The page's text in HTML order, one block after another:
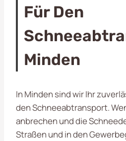
Für Den
Minden
In Minden sind wir Ihr
den Schneeabtransport.
anbrechen und die
Straßen und in den